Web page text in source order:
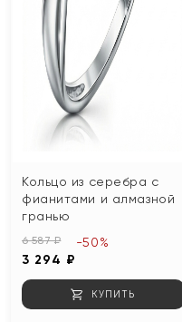
Кольцо из серебра с
фианитами и алмазной
гранью
6 587 ₽
3 294 ₽
-50%
КУПИТЬ